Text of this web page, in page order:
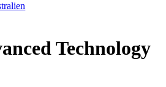
Technology